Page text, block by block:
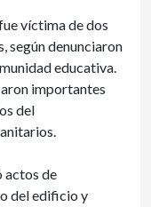
víctima de dos
según denunciaron
educativa.
importantes
del
actos de
del edificio y